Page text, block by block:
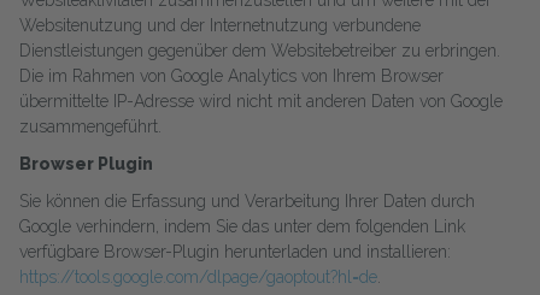
Websitenutzung und der Internetnutzung verbundene
Dienstleistungen gegenüber dem Websitebetreiber zu erbringen.
Die im Rahmen von Google Analytics von Ihrem Browser
übermittelte IP-Adresse wird nicht mit anderen Daten von Google
zusammengeführt.
Browser Plugin
Sie können die Erfassung und Verarbeitung Ihrer Daten durch
Google verhindern, indem Sie das unter dem folgenden Link
verfügbare Browser-Plugin herunterladen und installieren:
https://tools.google.com/dlpage/gaoptout?hl=de